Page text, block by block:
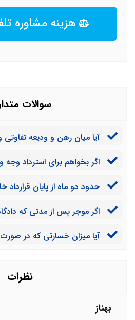
هزینه مشاوره
سوالات
آیا میان رهن و ودیعه تفاوتی
اگر بخواهم برای استرداد وجه
حدود دو ماه از پایان قرارداد
میلیون تومان است. من برای شکایت
اگر موجر پس از مدتی که
وی را بگیرم؟
آیا میزان خسارتی که در
نظرات
بهناز